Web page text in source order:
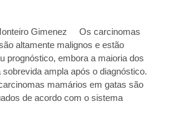
Gimenez Os carcinomas
altamente malignos e estão
prognóstico, embora a maioria dos
ampla após o diagnóstico.
mamários em gatas são
de acordo com o sistema